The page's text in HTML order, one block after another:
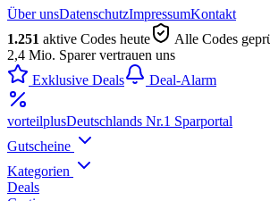
Über unsDatenschutzImpressumKontakt
1.251 aktive Codes heute
Alle Codes
2,4 Mio. Sparer vertrauen uns
Exklusive Deals
Deal-Alarm
vorteilplusDeutschlands Nr.1 Sparportal
Gutscheine
Kategorien
Deals